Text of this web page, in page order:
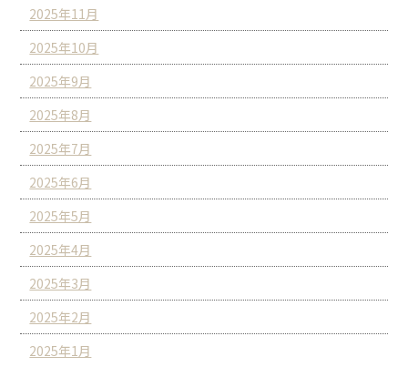
2025年11月
2025年10月
2025年9月
2025年8月
2025年7月
2025年6月
2025年5月
2025年4月
2025年3月
2025年2月
2025年1月